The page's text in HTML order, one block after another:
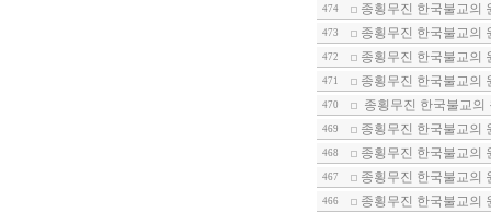
474 종횡무진 한국불교의
473 종횡무진 한국불교의
472 종횡무진 한국불교의
471 종횡무진 한국불교의
470 종횡무진 한국불교
469 종횡무진 한국불교의
468 종횡무진 한국불교의
467 종횡무진 한국불교의
466 종횡무진 한국불교의